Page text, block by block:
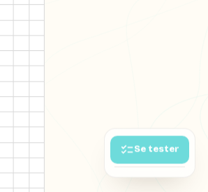
Se tester